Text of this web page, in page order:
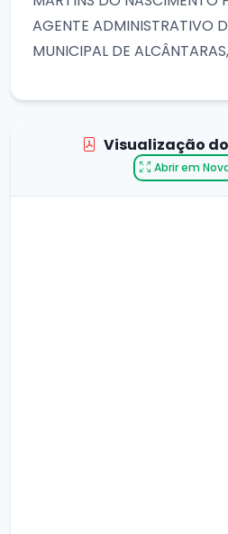
AGENTE ADMINISTRATIVO
MUNICIPAL DE
Visualização
Abrir em